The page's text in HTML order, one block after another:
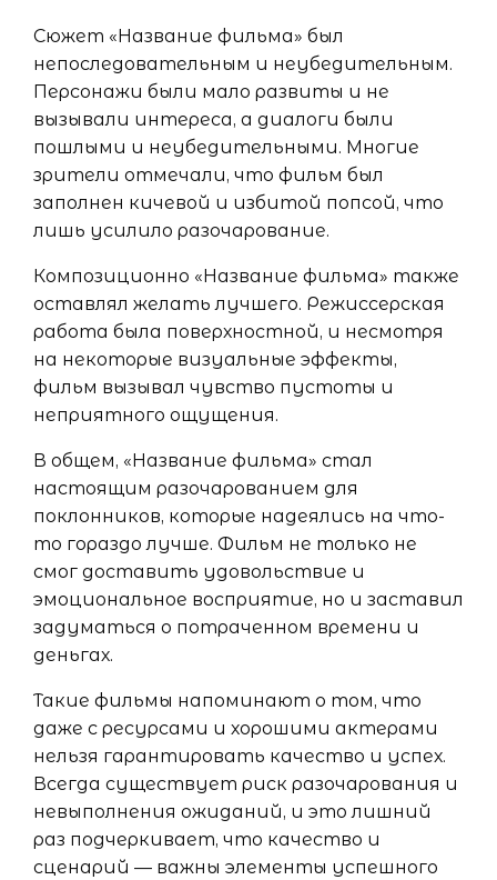
Сюжет «Название фильма» был
непоследовательным и неубедительным.
Персонажи были мало развиты и не
вызывали интереса, а диалоги были
пошлыми и неубедительными. Многие
зрители отмечали, что фильм был
заполнен кичевой и избитой попсой, что
лишь усилило разочарование.
Композиционно «Название фильма» также
оставлял желать лучшего. Режиссерская
работа была поверхностной, и несмотря
на некоторые визуальные эффекты,
фильм вызывал чувство пустоты и
неприятного ощущения.
В общем, «Название фильма» стал
настоящим разочарованием для
поклонников, которые надеялись на что-
то гораздо лучше. Фильм не только не
смог доставить удовольствие и
эмоциональное восприятие, но и заставил
задуматься о потраченном времени и
деньгах.
Такие фильмы напоминают о том, что
даже с ресурсами и хорошими актерами
нельзя гарантировать качество и успех.
Всегда существует риск разочарования и
невыполнения ожиданий, и это лишний
раз подчеркивает, что качество и
сценарий — важны элементы успешного